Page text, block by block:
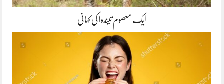
ایک معصوم تیندوا کی کہانی